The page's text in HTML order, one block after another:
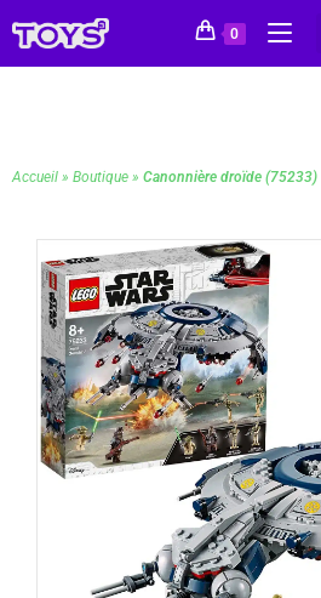
0
Accueil » Boutique » Canonnière droïde (75233)